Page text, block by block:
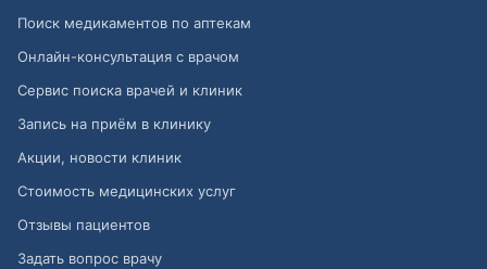
Поиск медикаментов по аптекам
Онлайн-консультация с врачом
Сервис поиска врачей и клиник
Запись на приём в клинику
Акции, новости клиник
Стоимость медицинских услуг
Отзывы пациентов
Задать вопрос врачу